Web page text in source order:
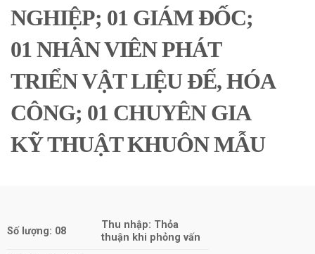
NGHIỆP; 01 GIÁM ĐỐC;
01 NHÂN VIÊN PHÁT
TRIỂN VẬT LIỆU ĐẾ, HÓA
CÔNG; 01 CHUYÊN GIA
KỸ THUẬT KHUÔN MẪU
Số lượng: 08
Thu nhập: Thỏa
thuận khi phỏng vấn